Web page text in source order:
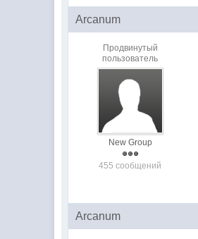
Arcanum
Продвинутый
пользователь
New Group
455 сообщений
Arcanum